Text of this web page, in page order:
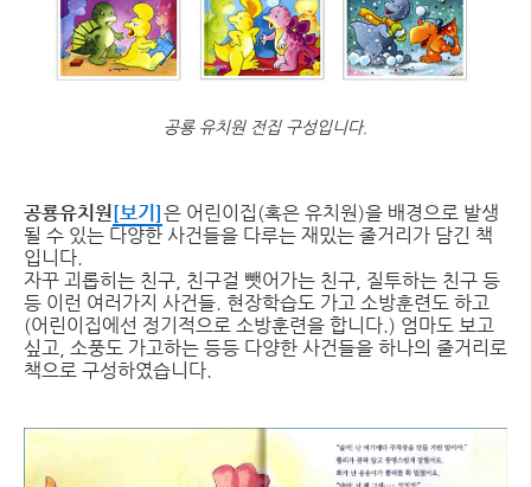
공룡 유치원 전집 구성입니다.
공룡유치원 [보기] 은 어린이집(혹은 유치원)을 배경으로 발생
될 수 있는 다양한 사건들을 다루는 재밌는 줄거리가 담긴 책
입니다.
자꾸 괴롭히는 친구, 친구걸 뺏어가는 친구, 질투하는 친구 등
등 이런 여러가지 사건들. 현장학습도 가고 소방훈련도 하고
(어린이집에선 정기적으로 소방훈련을 합니다.) 엄마도 보고
싶고, 소풍도 가고하는 등등 다양한 사건들을 하나의 줄거리로
책으로 구성하였습니다.